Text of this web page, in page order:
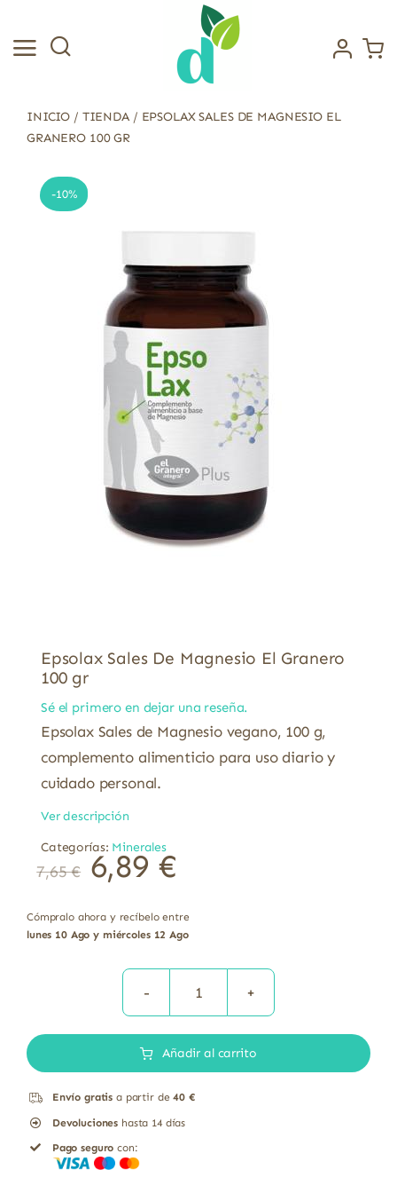
contenido
INICIO / TIENDA/ EPSOLAX SALES DE MAGNESIO EL
GRANERO 100 GR
-10%
Epsolax Sales De Magnesio El Granero
100 gr
Sé el primero en dejar una reseña.
Epsolax Sales de Magnesio vegano, 100 g,
complemento alimenticio para uso diario y
cuidado personal.
Ver descripción
Categorías: Minerales
7,65€ 6,89 €
Cómpralo ahora y recíbelo entre
lunes 10 Ago y miércoles 12 Ago
Epsolax
De
Añadir al carrito
Envío gratis a partir de40 €
Devoluciones hasta 14 días
Pago seguro con: